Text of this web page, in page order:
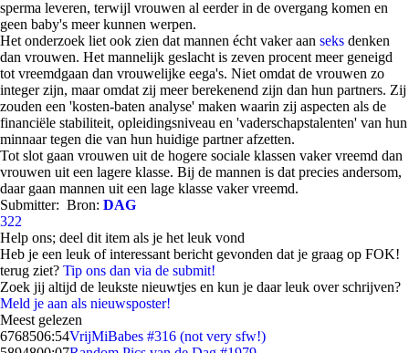
sperma leveren, terwijl vrouwen al eerder in de overgang komen en
geen baby's meer kunnen werpen.
Het onderzoek liet ook zien dat mannen écht vaker aan seks denken
dan vrouwen. Het mannelijk geslacht is zeven procent meer geneigd
tot vreemdgaan dan vrouwelijke eega's. Niet omdat de vrouwen zo
integer zijn, maar omdat zij meer berekenend zijn dan hun partners. Zij
zouden een 'kosten-baten analyse' maken waarin zij aspecten als de
financiële stabiliteit, opleidingsniveau en 'vaderschapstalenten' van hun
minnaar tegen die van hun huidige partner afzetten.
Tot slot gaan vrouwen uit de hogere sociale klassen vaker vreemd dan
vrouwen uit een lagere klasse. Bij de mannen is dat precies andersom,
daar gaan mannen uit een lage klasse vaker vreemd.
Submitter: Bron: DAG
322
Help ons; deel dit item als je het leuk vond
Heb je een leuk of interessant bericht gevonden dat je graag op FOK!
terug ziet? Tip ons dan via de submit!
Zoek jij altijd de leukste nieuwtjes en kun je daar leuk over schrijven?
Meld je aan als nieuwsposter!
Meest gelezen
6768506:54VrijMiBabes #316 (not very sfw!)